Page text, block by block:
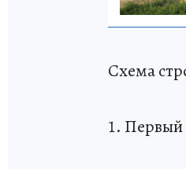
Схема
1. Первый